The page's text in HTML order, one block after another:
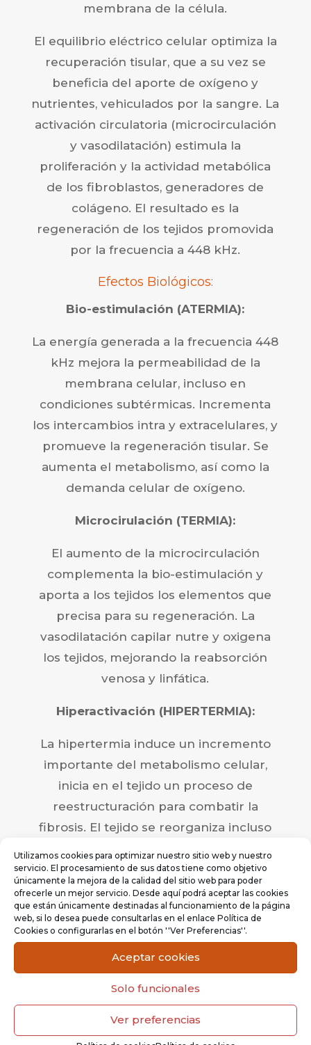
Utilizamos cookies para optimizar nuestro sitio web y nuestro
servicio. El procesamiento de sus datos tiene como objetivo
únicamente la mejora de la calidad del sitio web para poder
ofrecerle un mejor servicio. Desde aquí podrá aceptar las cookies
que están únicamente destinadas al funcionamiento de la página
web, si lo desea puede consultarlas en el enlace Política de
Cookies o configurarlas en el botón ''Ver Preferencias''.
Aceptar cookies
Solo funcionales
Ver preferencias
membrana de la célula.
El equilibrio eléctrico celular optimiza la
recuperación tisular, que a su vez se
beneficia del aporte de oxígeno y
nutrientes, vehiculados por la sangre. La
activación circulatoria (microcirculación
y vasodilatación) estimula la
proliferación y la actividad metabólica
de los fibroblastos, generadores de
colágeno. El resultado es la
regeneración de los tejidos promovida
por la frecuencia a 448 kHz.
Efectos Biológicos:
Bio-estimulación (ATERMIA):
La energía generada a la frecuencia 448
kHz mejora la permeabilidad de la
membrana celular, incluso en
condiciones subtérmicas. Incrementa
los intercambios intra y extracelulares, y
promueve la regeneración tisular. Se
aumenta el metabolismo, así como la
demanda celular de oxígeno.
Microcirulación (TERMIA):
El aumento de la microcirculación
complementa la bio-estimulación y
aporta a los tejidos los elementos que
precisa para su regeneración. La
vasodilatación capilar nutre y oxigena
los tejidos, mejorando la reabsorción
venosa y linfática.
Hiperactivación (HIPERTERMIA):
La hipertermia induce un incremento
importante del metabolismo celular,
inicia en el tejido un proceso de
reestructuración para combatir la
fibrosis. El tejido se reorganiza incluso
fibrosis ya se encuentra instaurada,
como sucede por ejemplo en las
secuelas de traumatismos o en la
artrosis.
consis
sesión